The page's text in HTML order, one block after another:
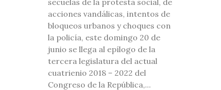
acciones vandálicas, intentos de
bloqueos urbanos y choques con
la policía, este domingo 20 de
junio se llega al epílogo de la
tercera legislatura del actual
cuatrienio 2018 – 2022 del
Congreso de la República,...